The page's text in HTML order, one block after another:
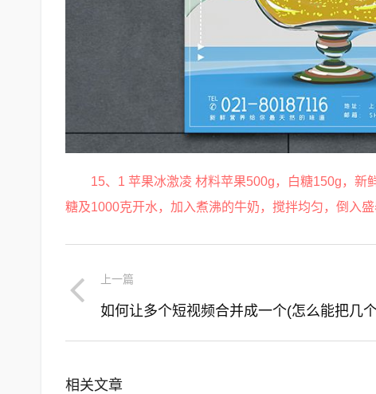
15、1 苹果冰激凌 材料苹果500g，白糖150g，
糖及1000克开水，加入煮沸的牛奶，搅拌均匀，倒入
上一篇
相关文章